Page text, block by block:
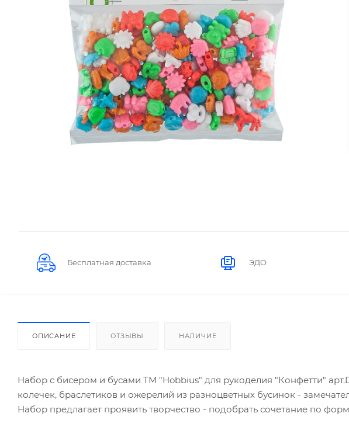
Бесплатная доставка ЭДО
ОПИСАНИЕ ОТЗЫВЫ НАЛИЧИЕ
Набор с бисером и бусами ТМ "Hobbius" для рукоделия "Конфетти"
колечек, браслетиков и ожерелий из разноцветных бусинок -
Набор предлагает проявить творчество - подобрать сочетание по